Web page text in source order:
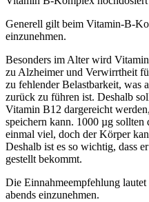
Generell gilt beim Vitamin-B-
einzunehmen.
Besonders im Alter wird
zu Alzheimer und Verwirrtheit
zu fehlender Belastbarkeit, was
zurück zu führen ist. Deshalb
Vitamin B12 dargereicht
speichern kann. 1000 µg sollten
einmal viel, doch der Körper
Deshalb ist es so wichtig, dass
gestellt bekommt.
Die Einnahmeempfehlung
abends einzunehmen.